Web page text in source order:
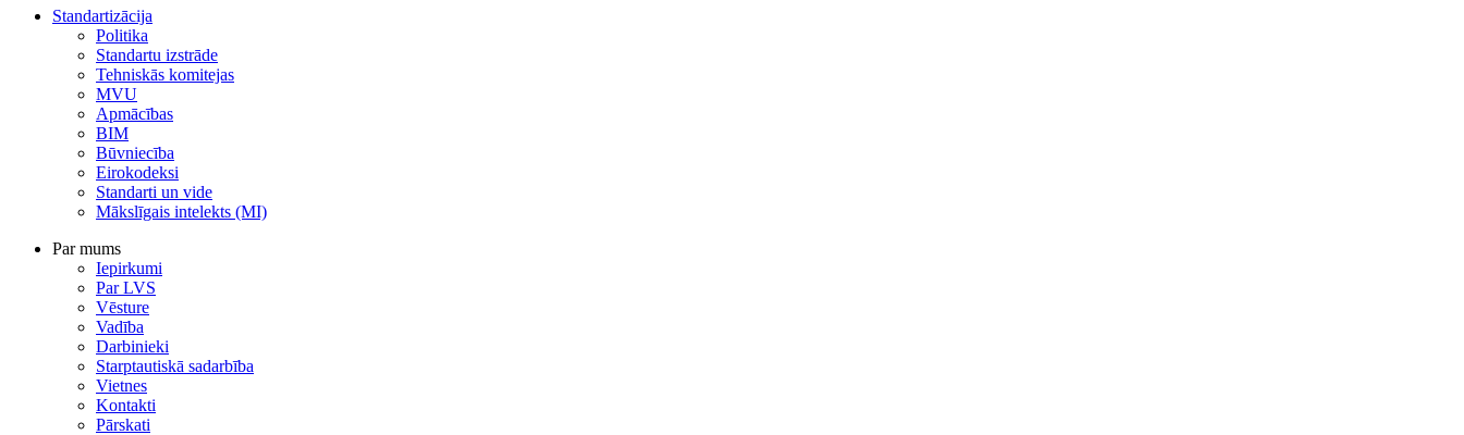
Standartizācija
Politika
Standartu izstrāde
Tehniskās komitejas
MVU
Apmācības
BIM
Būvniecība
Eirokodeksi
Standarti un vide
Mākslīgais intelekts (MI)
Par mums
Iepirkumi
Par LVS
Vēsture
Vadība
Darbinieki
Starptautiskā sadarbība
Vietnes
Kontakti
Pārskati